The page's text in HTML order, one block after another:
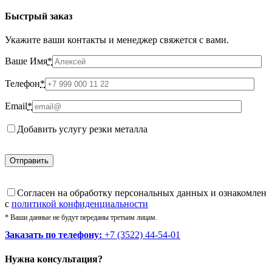
Быстрый заказ
Укажите ваши контакты и менеджер свяжется с вами.
Ваше Имя*
Телефон*
Email*
Добавить услугу резки металла
Cогласен на обработку персональных данных и ознакомлен
с политикой конфиденциальности
* Ваши данные не будут переданы третьим лицам.
Заказать по телефону: +7 (3522) 44-54-01
Нужна консультация?